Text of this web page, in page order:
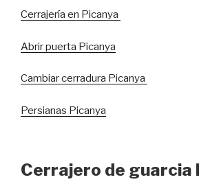
Cerrajería en Picanya
Abrir puerta Picanya
Cambiar cerradura Picanya
Persianas Picanya
Cerrajero de guarcia